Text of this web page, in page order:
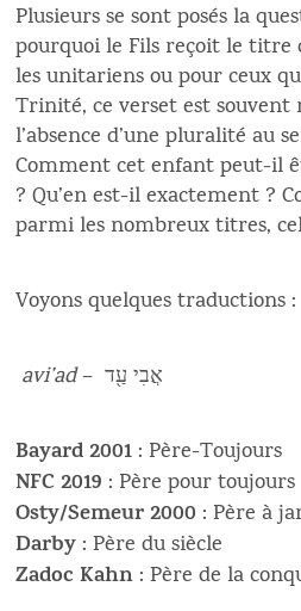
Plusieurs se sont posés la
pourquoi le Fils reçoit le titre
les unitariens ou pour ceux
Trinité, ce verset est
l’absence d’une pluralité au
Comment cet enfant peut-il
? Qu’en est-il exactement ?
parmi les nombreux titres,
Voyons quelques traductions :
avi’ad – אֲבִי עַ֖ד
Bayard 2001 : Père-Toujours
NFC 2019 : Père pour toujours
Osty/Semeur 2000 : Père à
Darby : Père du siècle
Zadoc Kahn : Père de la